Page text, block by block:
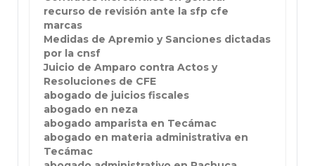
recurso de revisión ante la sfp cfe
marcas
Medidas de Apremio y Sanciones dictadas
por la cnsf
Juicio de Amparo contra Actos y
Resoluciones de CFE
abogado de juicios fiscales
abogado en neza
abogado amparista en Tecámac
abogado en materia administrativa en
Tecámac